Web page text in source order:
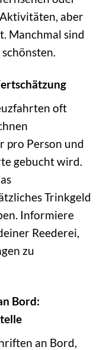
aber
Manchmal sind
oft
pro Person und
gebucht wird.
Trinkgeld
Informiere
Reederei,
zu
Bord:
an Bord,